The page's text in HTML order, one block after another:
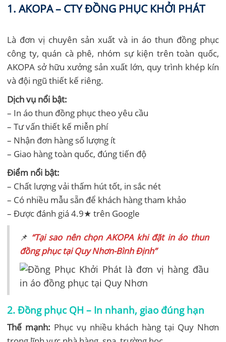
1.AKOPA – CTY ĐỒNG PHỤC KHỞI PHÁT
Là đơn vị chuyên sản xuất và in áo thun đồng phục
công ty, quán cà phê, nhóm sự kiện trên toàn quốc,
AKOPA sở hữu xưởng sản xuất lớn, quy trình khép kín
và đội ngũ thiết kế riêng.
Dịch vụ nổi bật:
– In áo thun đồng phục theo yêu cầu
– Tư vấn thiết kế miễn phí
– Nhận đơn hàng số lượng ít
– Giao hàng toàn quốc, đúng tiến độ
Điểm nổi bật:
– Chất lượng vải thấm hút tốt, in sắc nét
– Có nhiều mẫu sẵn để khách hàng tham khảo
– Được đánh giá 4.9★ trên Google
📌 “Tại sao nên chọn AKOPA khi đặt in áo thun
đồng phục tại Quy Nhơn-Bình Định”
2.Đồng phục QH – In nhanh, giao đúng hạn
Thế mạnh: Phục vụ nhiều khách hàng tại Quy Nhơn